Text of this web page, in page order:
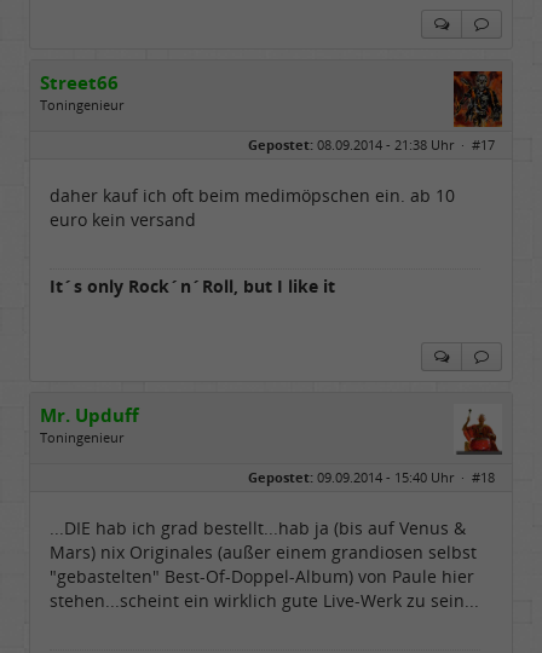
Street66
Toningenieur
Gepostet: 08.09.2014 - 21:38 Uhr · #17
daher kauf ich oft beim medimöpschen ein. ab 10
euro kein versand
It´s only Rock´n´Roll, but I like it
Mr. Upduff
Toningenieur
Basemountainhome
Dabei seit:
02 / 2007
Gepostet: 09.09.2014 - 15:40 Uhr · #18
...DIE hab ich grad bestellt...hab ja (bis auf Venus &
Mars) nix Originales (außer einem grandiosen selbst
"gebastelten" Best-Of-Doppel-Album) von Paule hier
stehen...scheint ein wirklich gute Live-Werk zu sein...